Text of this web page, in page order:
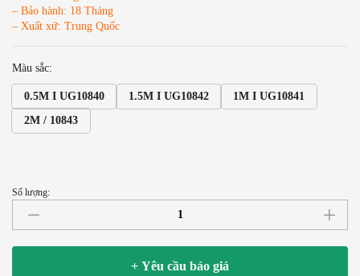
– Bảo hành: 18 Tháng
– Xuất xứ: Trung Quốc
Màu sắc:
0.5M I UG10840 1.5M I UG10842
1M I UG10841
2M / 10843
Cáp
USB
Số lượng:
+ Yêu cầu báo giá